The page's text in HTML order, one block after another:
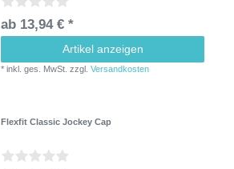
ab 13,94 € *
Artikel anzeigen
*inkl. ges. MwSt. zzgl.Versandkosten
Flexfit Classic Jockey Cap